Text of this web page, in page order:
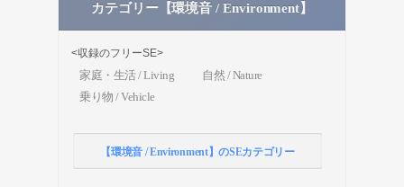
カテゴリー【環境音 / Environment】
<収録のフリーSE>
家庭・生活 / Living
自然 / Nature
乗り物 / Vehicle
【環境音 / Environment】のSEカテゴリー